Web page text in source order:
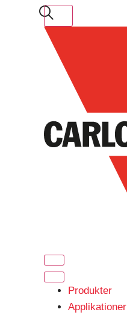
Produkter
Applikationer